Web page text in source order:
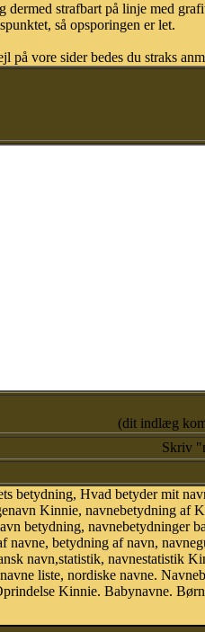
strafbart på linje med
så opsporingen er let.
på vore sider bedes du straks
(dit indlæg
Skriv
betydning, Hvad betyder mit
Kinnie, navnebetydning af
betydning, navnebetydninger
navne, betydning af navn,
navn,statistik, navnestatistik
liste, nordiske navne.
Kinnie. Babynavne.